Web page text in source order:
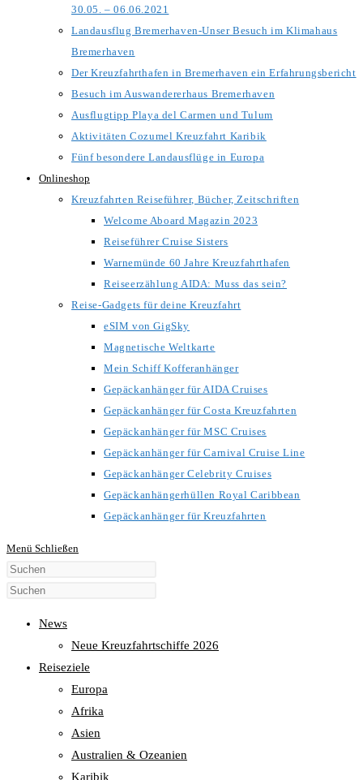
30.05. – 06.06.2021
Landausflug Bremerhaven-Unser Besuch im Klimahaus
Bremerhaven
Der Kreuzfahrthafen in Bremerhaven ein Erfahrungsbericht
Besuch im Auswandererhaus Bremerhaven
Ausflugtipp Playa del Carmen und Tulum
Aktivitäten Cozumel Kreuzfahrt Karibik
Fünf besondere Landausflüge in Europa
Onlineshop
Kreuzfahrten Reiseführer, Bücher, Zeitschriften
Welcome Aboard Magazin 2023
Reiseführer Cruise Sisters
Warnemünde 60 Jahre Kreuzfahrthafen
Reiseerzählung AIDA: Muss das sein?
Reise-Gadgets für deine Kreuzfahrt
eSIM von GigSky
Magnetische Weltkarte
Mein Schiff Kofferanhänger
Gepäckanhänger für AIDA Cruises
Gepäckanhänger für Costa Kreuzfahrten
Gepäckanhänger für MSC Cruises
Gepäckanhänger für Carnival Cruise Line
Gepäckanhänger Celebrity Cruises
Gepäckanhängerhüllen Royal Caribbean
Gepäckanhänger für Kreuzfahrten
Menü Schließen
Diese
Website
News
Neue Kreuzfahrtschiffe 2026
Reiseziele
Europa
Afrika
Asien
Australien & Ozeanien
Karibik